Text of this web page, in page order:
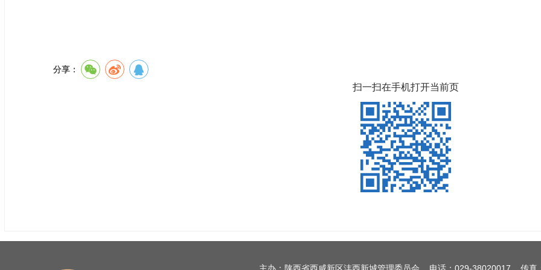
分享：
扫一扫在手机打开当前页